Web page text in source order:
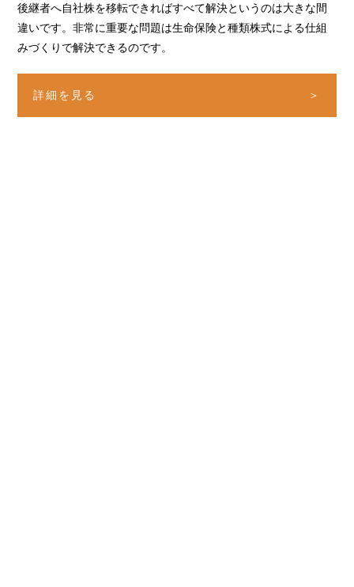
後継者へ自社株を移転できればすべて解決というのは大きな間
違いです。非常に重要な問題は生命保険と種類株式による仕組
みづくりで解決できるのです。
詳細を見る ＞